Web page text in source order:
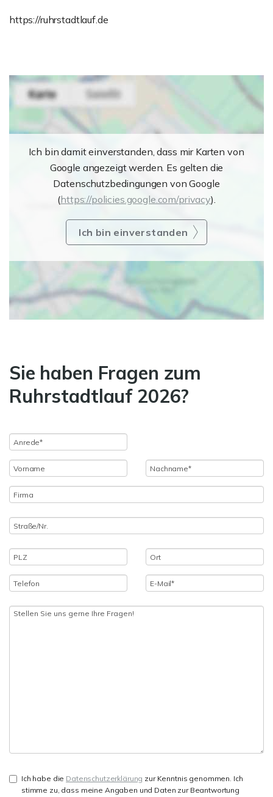
https://ruhrstadtlauf.de
Ich bin damit einverstanden, dass mir Karten von
Google angezeigt werden. Es gelten die
Datenschutzbedingungen von Google
(https://policies.google.com/privacy).
Ich bin einverstanden
Sie haben Fragen zum
Ruhrstadtlauf 2026?
Ich habe die Datenschutzerklärung zur Kenntnis genommen. Ich
stimme zu, dass meine Angaben und Daten zur Beantwortung